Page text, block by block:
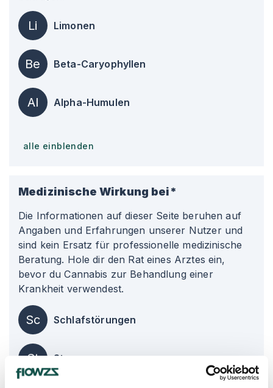
Li Limonen
Be Beta-Caryophyllen
Al Alpha-Humulen
alle einblenden
Medizinische Wirkung bei*
Die Informationen auf dieser Seite beruhen auf
Angaben und Erfahrungen unserer Nutzer und
sind kein Ersatz für professionelle medizinische
Beratung. Hole dir den Rat eines Arztes ein,
bevor du Cannabis zur Behandlung einer
Krankheit verwendest.
Sc Schlafstörungen
St Stress